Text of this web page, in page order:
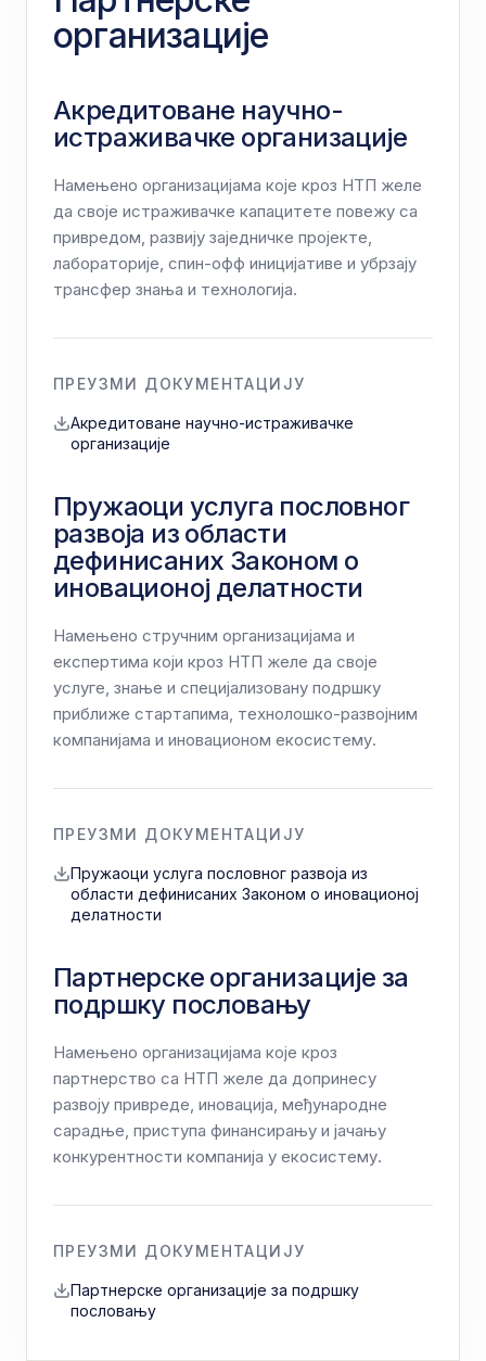
организације
Акредитоване научно-
истраживачке организације
Намењено организацијама које кроз НТП желе
да своје истраживачке капацитете повежу са
привредом, развију заједничке пројекте,
лабораторије, спин-офф иницијативе и убрзају
трансфер знања и технологија.
ПРЕУЗМИ ДОКУМЕНТАЦИЈУ
Акредитоване научно-истраживачке
организације
Пружаоци услуга пословног
развоја из области
дефинисаних Законом о
иновационој делатности
Намењено стручним организацијама и
експертима који кроз НТП желе да своје
услуге, знање и специјализовану подршку
приближе стартапима, технолошко-развојним
компанијама и иновационом екосистему.
ПРЕУЗМИ ДОКУМЕНТАЦИЈУ
Пружаоци услуга пословног развоја из
области дефинисаних Законом о иновационој
делатности
Партнерске организације за
подршку пословању
Намењено организацијама које кроз
партнерство са НТП желе да допринесу
развоју привреде, иновација, међународне
сарадње, приступа финансирању и јачању
конкурентности компанија у екосистему.
ПРЕУЗМИ ДОКУМЕНТАЦИЈУ
Партнерске организације за подршку
пословању